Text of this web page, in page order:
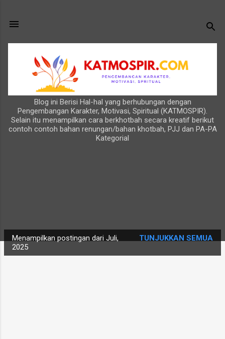
Blog ini Berisi Hal-hal yang berhubungan dengan
Pengembangan Karakter, Motivasi, Spiritual (KATMOSPIR).
Selain itu menampilkan cara berkhotbah secara kreatif berikut
contoh contoh bahan renungan/bahan khotbah, PJJ dan PA-PA
Kategorial
i
n
g
Menampilkan postingan dari Juli,
2025
TUNJUKKAN SEMUA